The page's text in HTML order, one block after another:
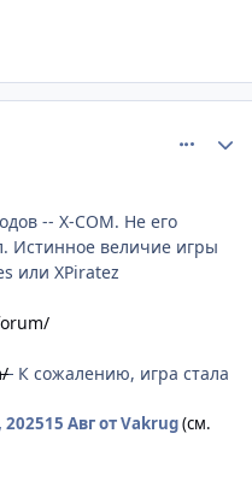
-- X-COM. Не его
Истинное величие игры
или XPiratez
К сожалению, игра стала
202515 Авгот Vakrug(см.